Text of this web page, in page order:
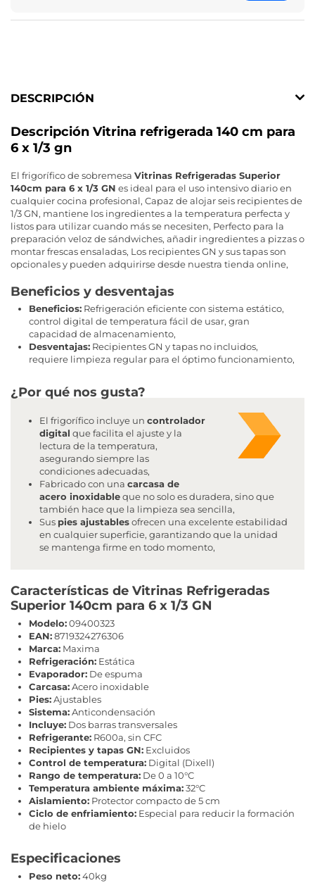
DESCRIPCIÓN
Descripción Vitrina refrigerada 140 cm para
6 x 1/3 gn
El frigorífico de sobremesa Vitrinas Refrigeradas Superior
140cm para 6 x 1/3 GN es ideal para el uso intensivo diario en
cualquier cocina profesional, Capaz de alojar seis recipientes de
1/3 GN, mantiene los ingredientes a la temperatura perfecta y
listos para utilizar cuando más se necesiten, Perfecto para la
preparación veloz de sándwiches, añadir ingredientes a pizzas o
montar frescas ensaladas, Los recipientes GN y sus tapas son
opcionales y pueden adquirirse desde nuestra tienda online,
Beneficios y desventajas
Beneficios: Refrigeración eficiente con sistema estático,
control digital de temperatura fácil de usar, gran
capacidad de almacenamiento,
Desventajas: Recipientes GN y tapas no incluidos,
requiere limpieza regular para el óptimo funcionamiento,
¿Por qué nos gusta?
El frigorífico incluye un controlador
digital que facilita el ajuste y la
lectura de la temperatura,
asegurando siempre las
condiciones adecuadas,
Fabricado con una carcasa de
acero inoxidableque no solo es duradera, sino que
también hace que la limpieza sea sencilla,
Sus pies ajustablesofrecen una excelente estabilidad
en cualquier superficie, garantizando que la unidad
se mantenga firme en todo momento,
Características de Vitrinas Refrigeradas
Superior 140cm para 6 x 1/3 GN
Modelo:09400323
EAN:8719324276306
Marca: Maxima
Refrigeración: Estática
Evaporador: De espuma
Carcasa:Acero inoxidable
Pies:Ajustables
Sistema:Anticondensación
Incluye: Dos barras transversales
Refrigerante: R600a, sin CFC
Recipientes y tapas GN: Excluidos
Control de temperatura: Digital (Dixell)
Rango de temperatura: De 0 a 10°C
Temperatura ambiente máxima:32°C
Aislamiento: Protector compacto de 5 cm
Ciclo de enfriamiento: Especial para reducir la formación
de hielo
Especificaciones
Peso neto:40kg